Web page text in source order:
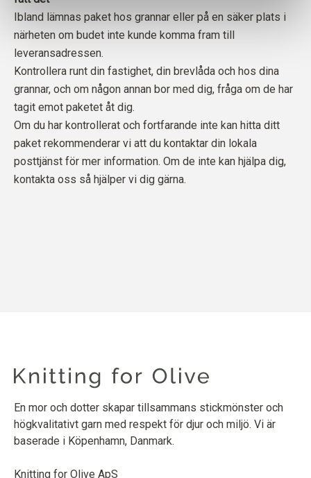
Ibland lämnas paket hos grannar eller på en säker plats i
närheten om budet inte kunde komma fram till
leveransadressen.
Kontrollera runt din fastighet, din brevlåda och hos dina
grannar, och om någon annan bor med dig, fråga om de har
tagit emot paketet åt dig.
Om du har kontrollerat och fortfarande inte kan hitta ditt
paket rekommenderar vi att du kontaktar din lokala
posttjänst för mer information. Om de inte kan hjälpa dig,
kontakta oss så hjälper vi dig gärna.
En mor och dotter skapar tillsammans stickmönster och
högkvalitativt garn med respekt för djur och miljö. Vi är
baserade i Köpenhamn, Danmark.
Knitting for Olive ApS